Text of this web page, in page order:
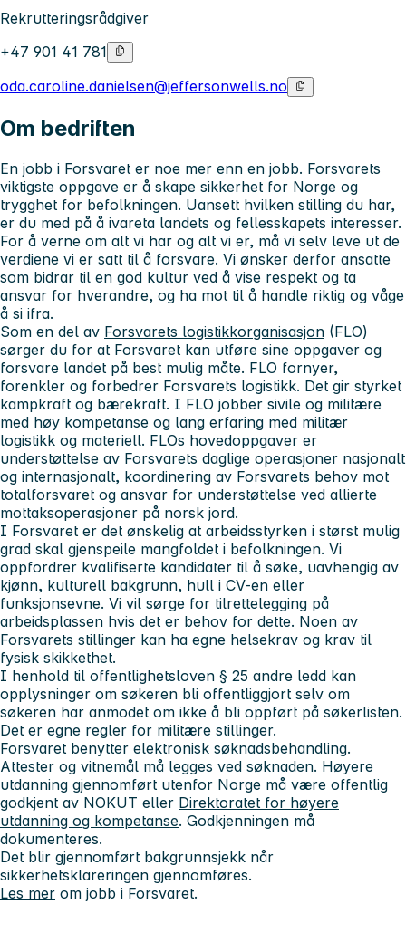
Rekrutteringsrådgiver
+47 901 41 781
oda.caroline.danielsen@jeffersonwells.no
Om bedriften
En jobb i Forsvaret er noe mer enn en jobb. Forsvarets
viktigste oppgave er å skape sikkerhet for Norge og
trygghet for befolkningen. Uansett hvilken stilling du har,
er du med på å ivareta landets og fellesskapets interesser.
For å verne om alt vi har og alt vi er, må vi selv leve ut de
verdiene vi er satt til å forsvare. Vi ønsker derfor ansatte
som bidrar til en god kultur ved å vise respekt og ta
ansvar for hverandre, og ha mot til å handle riktig og våge
å si ifra.
Som en del av Forsvarets logistikkorganisasjon (FLO)
sørger du for at Forsvaret kan utføre sine oppgaver og
forsvare landet på best mulig måte. FLO fornyer,
forenkler og forbedrer Forsvarets logistikk. Det gir styrket
kampkraft og bærekraft. I FLO jobber sivile og militære
med høy kompetanse og lang erfaring med militær
logistikk og materiell. FLOs hovedoppgaver er
understøttelse av Forsvarets daglige operasjoner nasjonalt
og internasjonalt, koordinering av Forsvarets behov mot
totalforsvaret og ansvar for understøttelse ved allierte
mottaksoperasjoner på norsk jord.
I Forsvaret er det ønskelig at arbeidsstyrken i størst mulig
grad skal gjenspeile mangfoldet i befolkningen. Vi
oppfordrer kvalifiserte kandidater til å søke, uavhengig av
kjønn, kulturell bakgrunn, hull i CV-en eller
funksjonsevne. Vi vil sørge for tilrettelegging på
arbeidsplassen hvis det er behov for dette. Noen av
Forsvarets stillinger kan ha egne helsekrav og krav til
fysisk skikkethet.
I henhold til offentlighetsloven § 25 andre ledd kan
opplysninger om søkeren bli offentliggjort selv om
søkeren har anmodet om ikke å bli oppført på søkerlisten.
Det er egne regler for militære stillinger.
Forsvaret benytter elektronisk søknadsbehandling.
Attester og vitnemål må legges ved søknaden. Høyere
utdanning gjennomført utenfor Norge må være offentlig
godkjent av NOKUT eller Direktoratet for høyere
utdanning og kompetanse. Godkjenningen må
dokumenteres.
Det blir gjennomført bakgrunnsjekk når
sikkerhetsklareringen gjennomføres.
Les mer om jobb i Forsvaret.